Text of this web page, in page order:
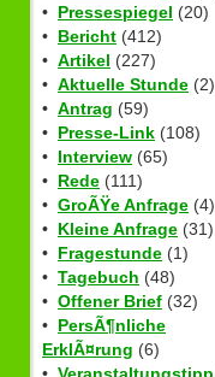
• Pressespiegel (20)
• Bericht (412)
• Artikel (227)
• Aktuelle Stunde (2)
• Antrag (59)
• Presse-Link (108)
• Interview (65)
• Rede (111)
• GroÃŸe Anfrage (4)
• Kleine Anfrage (31)
• Fragestunde (1)
• Tagebuch (48)
• Offener Brief (32)
• PersÃ¶nliche
ErklÃ¤rung (6)